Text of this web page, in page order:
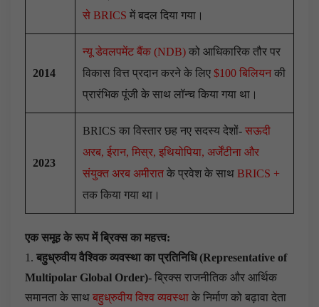
से BRICS में बदल दिया गया।
2014
न्यू डेवलपमेंट बैंक (NDB) को आधिकारिक तौर पर
विकास वित्त प्रदान करने के लिए $100 बिलियन की
प्रारंभिक पूंजी के साथ लॉन्च किया गया था।
2023
BRICS का विस्तार छह नए सदस्य देशों- सऊदी
अरब, ईरान, मिस्र, इथियोपिया, अर्जेंटीना और
संयुक्त अरब अमीरात के प्रवेश के साथ BRICS +
तक किया गया था।
एक समूह के रूप में ब्रिक्स का महत्त्व:
1. बहुध्रुवीय वैश्विक व्यवस्था का प्रतिनिधि (Representative of
Multipolar Global Order)- ब्रिक्स राजनीतिक और आर्थिक
समानता के साथ बहुध्रुवीय विश्व व्यवस्था के निर्माण को बढ़ावा देता